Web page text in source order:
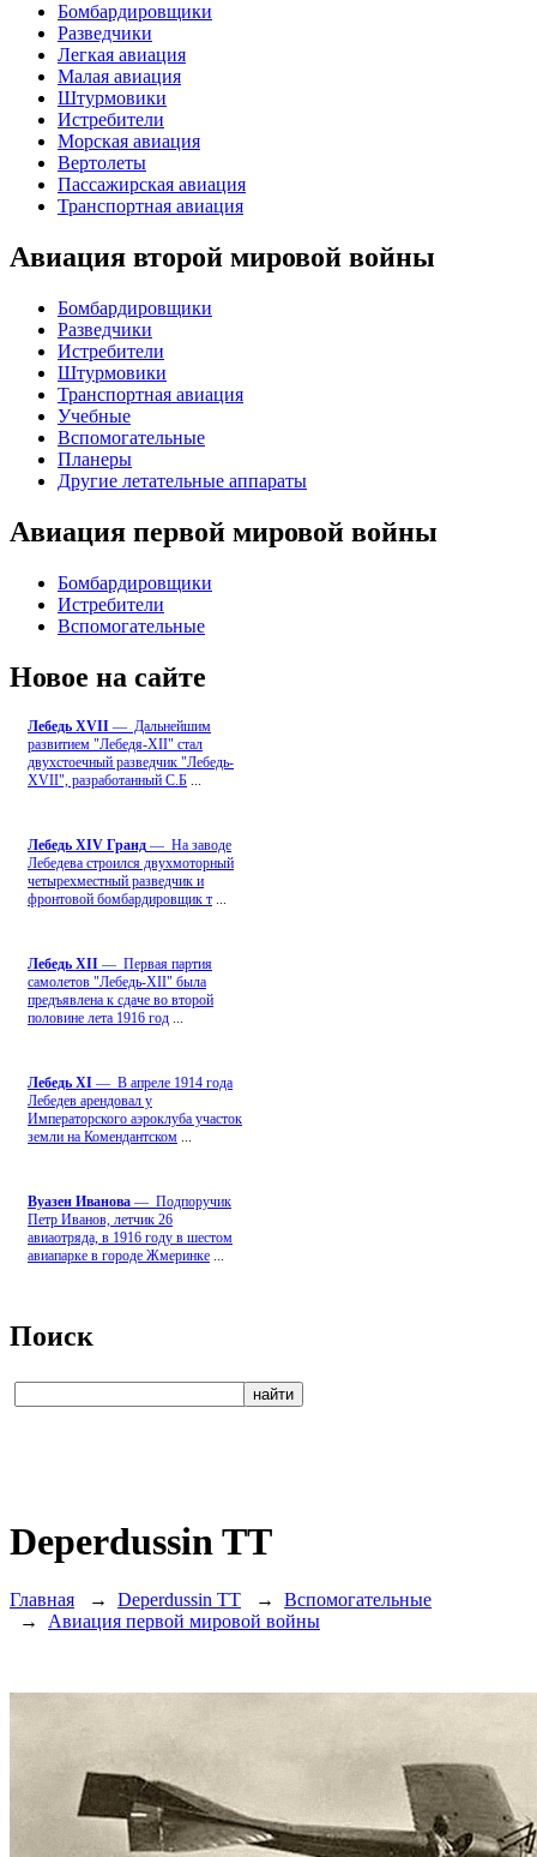
Бомбардировщики
Разведчики
Легкая авиация
Малая авиация
Штурмовики
Истребители
Морская авиация
Вертолеты
Пассажирская авиация
Транспортная авиация
Авиация второй мировой войны
Бомбардировщики
Разведчики
Истребители
Штурмовики
Транспортная авиация
Учебные
Вспомогательные
Планеры
Другие летательные аппараты
Авиация первой мировой войны
Бомбардировщики
Истребители
Вспомогательные
Новое на сайте
Лебедь ХVII — Дальнейшим
развитием "Лебедя-ХII" стал
двухстоечный разведчик "Лебедь-
XVII", разработанный С.Б
Лебедь ХIV Гранд — На заводе
Лебедева строился двухмоторный
четырехместный разведчик и
фронтовой бомбардировщик т
Лебедь ХII — Первая партия
самолетов "Лебедь-ХII" была
предъявлена к сдаче во второй
половине лета 1916 год
Лебедь ХI — В апреле 1914 года
Лебедев арендовал у
Императорского аэроклуба участок
земли на Комендантском
Вуазен Иванова — Подпоручик
Петр Иванов, летчик 26
авиаотряда, в 1916 году в шестом
авиапарке в городе Жмеринке
Поиск
Deperdussin TT
Главная → Deperdussin TT → Вспомогательные
→ Авиация первой мировой войны